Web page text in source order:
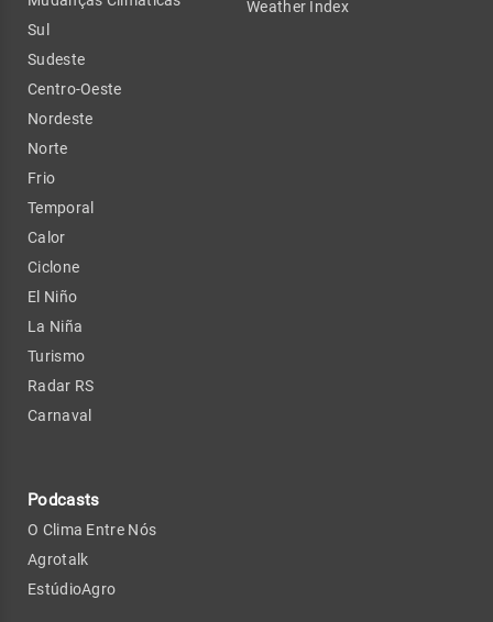
Sul
Sudeste
Centro-Oeste
Nordeste
Norte
Frio
Temporal
Calor
Ciclone
El Niño
La Niña
Turismo
Radar RS
Carnaval
Podcasts
O Clima Entre Nós
Agrotalk
EstúdioAgro
Weather Index